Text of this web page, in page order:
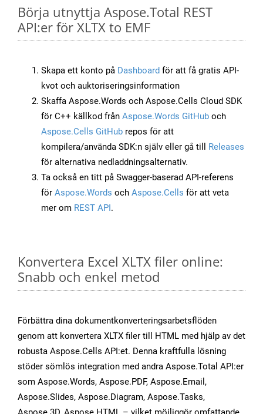
Börja utnyttja Aspose.Total REST
API:er för XLTX to EMF
Skapa ett konto på Dashboard för att få gratis API-
kvot och auktoriseringsinformation
Skaffa Aspose.Words och Aspose.Cells Cloud SDK
för C++ källkod från Aspose.Words GitHub och
Aspose.Cells GitHub repos för att
kompilera/använda SDK:n själv eller gå till Releases
för alternativa nedladdningsalternativ.
Ta också en titt på Swagger-baserad API-referens
för Aspose.Words och Aspose.Cells för att veta
mer om REST API.
Konvertera Excel XLTX filer online:
Snabb och enkel metod
Förbättra dina dokumentkonverteringsarbetsflöden
genom att konvertera XLTX filer till HTML med hjälp av det
robusta Aspose.Cells API:et. Denna kraftfulla lösning
stöder sömlös integration med andra Aspose.Total API:er
som Aspose.Words, Aspose.PDF, Aspose.Email,
Aspose.Slides, Aspose.Diagram, Aspose.Tasks,